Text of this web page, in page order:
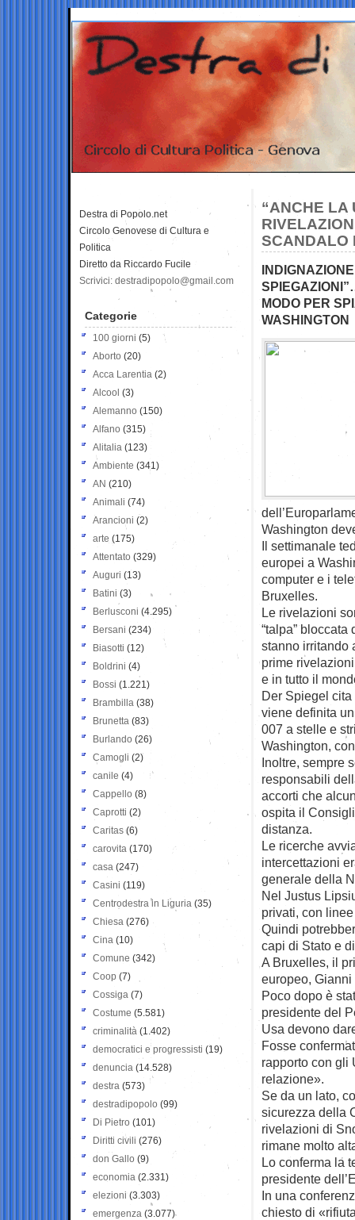
“ANCHE LA
SCANDALO
MODO PER
WASHINGTON
Washington
Il settimanale
europei a
computer e i
Bruxelles.
Le rivelazioni
“talpa” bloccata
stanno irritando
prime
e in tutto il
Der Spiegel cita
viene definita
007 a stelle e
Washington,
Inoltre, sempre
responsabili
accorti che
ospita il
distanza.
Le ricerche
intercettazioni
generale della
Nel Justus
privati, con
Quindi
capi di Stato e
A Bruxelles, il
europeo,
Poco dopo è
presidente del
Usa devono
Fosse
rapporto con gli
relazione».
Se da un lato,
sicurezza della
rivelazioni di
rimane molto
Lo conferma la
presidente
In una
chiesto di
Destra di Popolo.net
Circolo Genovese di Cultura e
Politica
Diretto da Riccardo Fucile
Scrivici: destradipopolo@gmail.com
Categorie
100 giorni (5)
Aborto (20)
Acca Larentia (2)
Alcool (3)
Alemanno (150)
Alfano (315)
Alitalia (123)
Ambiente (341)
AN (210)
Animali (74)
Arancioni (2)
arte (175)
Attentato (329)
Auguri (13)
Batini (3)
Berlusconi (4.295)
Bersani (234)
Biasotti (12)
Boldrini (4)
Bossi (1.221)
Brambilla (38)
Brunetta (83)
Burlando (26)
Camogli (2)
canile (4)
Cappello (8)
Caprotti (2)
Caritas (6)
carovita (170)
casa (247)
Casini (119)
Centrodestra in Liguria (35)
Chiesa (276)
Cina (10)
Comune (342)
Coop (7)
Cossiga (7)
Costume (5.581)
criminalità (1.402)
democratici e progressisti (19)
denuncia (14.528)
destra (573)
destradipopolo (99)
Di Pietro (101)
Diritti civili (276)
don Gallo (9)
economia (2.331)
elezioni (3.303)
emergenza (3.077)